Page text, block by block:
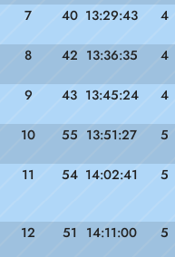
7 40 13:29:43 4
8 42 13:36:35 4
9 43 13:45:24 4
10 55 13:51:27 5
11 54 14:02:41 5
12 51 14:11:00 5